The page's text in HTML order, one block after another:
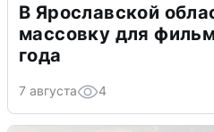
В Ярославской
массовку для
года
7 августа 4